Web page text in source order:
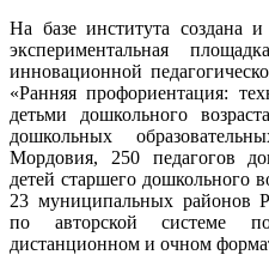
На базе института создана
экспериментальная
инновационной
«Ранняя профориентация:
детьми дошкольного
дошкольных
Мордовия, 250 педагогов
детей старшего дошкольного
23 муниципальных районов
по авторской системе
дистанционном и очном